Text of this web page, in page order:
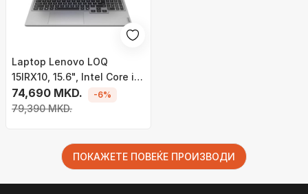
Laptop Lenovo LOQ
15IRX10, 15.6", Intel Core i5-
13450HX, 16GB RAM, 512GB
SSD, NVIDIA GeForce RTX
74,690 MKD.
79,390 MKD.
-6%
ПОКАЖЕТЕ ПОВЕЌЕ ПРОИЗВОДИ